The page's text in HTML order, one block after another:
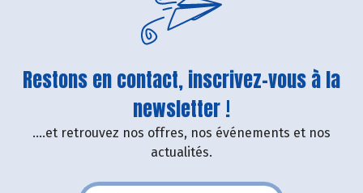
Restons en contact, inscrivez-vous à la
newsletter !
....et retrouvez nos offres, nos événements et nos
actualités.